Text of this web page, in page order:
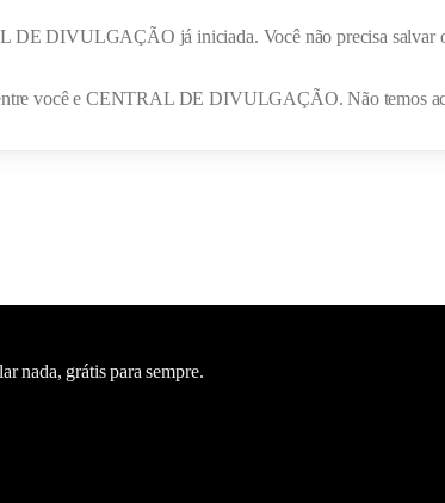
DE DIVULGAÇÃO já iniciada. Você não precisa
você e CENTRAL DE DIVULGAÇÃO. Não temos
nada, grátis para sempre.